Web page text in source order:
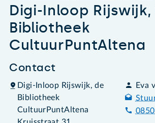
Digi-Inloop Rijswijk,
Bibliotheek
CultuurPuntAltena
Contact
Digi-Inloop Rijswijk, de
Bibliotheek
CultuurPuntAltena
Eva